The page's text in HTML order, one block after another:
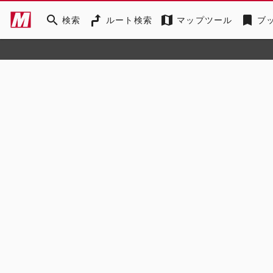
search 検索 ルート検索 map マップツール bookmark ブ